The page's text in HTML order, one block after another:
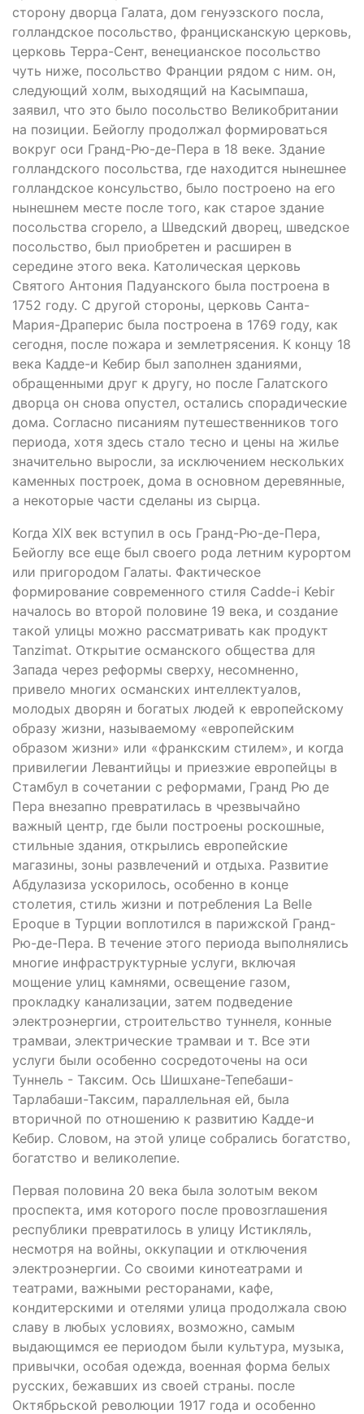
сторону дворца Галата, дом генуэзского посла,
голландское посольство, францисканскую церковь,
церковь Терра-Сент, венецианское посольство
чуть ниже, посольство Франции рядом с ним. он,
следующий холм, выходящий на Касымпаша,
заявил, что это было посольство Великобритании
на позиции. Бейоглу продолжал формироваться
вокруг оси Гранд-Рю-де-Пера в 18 веке. Здание
голландского посольства, где находится нынешнее
голландское консульство, было построено на его
нынешнем месте после того, как старое здание
посольства сгорело, а Шведский дворец, шведское
посольство, был приобретен и расширен в
середине этого века. Католическая церковь
Святого Антония Падуанского была построена в
1752 году. С другой стороны, церковь Санта-
Мария-Драперис была построена в 1769 году, как
сегодня, после пожара и землетрясения. К концу 18
века Кадде-и Кебир был заполнен зданиями,
обращенными друг к другу, но после Галатского
дворца он снова опустел, остались спорадические
дома. Согласно писаниям путешественников того
периода, хотя здесь стало тесно и цены на жилье
значительно выросли, за исключением нескольких
каменных построек, дома в основном деревянные,
а некоторые части сделаны из сырца.
Когда XIX век вступил в ось Гранд-Рю-де-Пера,
Бейоглу все еще был своего рода летним курортом
или пригородом Галаты. Фактическое
формирование современного стиля Cadde-i Kebir
началось во второй половине 19 века, и создание
такой улицы можно рассматривать как продукт
Tanzimat. Открытие османского общества для
Запада через реформы сверху, несомненно,
привело многих османских интеллектуалов,
молодых дворян и богатых людей к европейскому
образу жизни, называемому «европейским
образом жизни» или «франкским стилем», и когда
привилегии Левантийцы и приезжие европейцы в
Стамбул в сочетании с реформами, Гранд Рю де
Пера внезапно превратилась в чрезвычайно
важный центр, где были построены роскошные,
стильные здания, открылись европейские
магазины, зоны развлечений и отдыха. Развитие
Абдулазиза ускорилось, особенно в конце
столетия, стиль жизни и потребления La Belle
Epoque в Турции воплотился в парижской Гранд-
Рю-де-Пера. В течение этого периода выполнялись
многие инфраструктурные услуги, включая
мощение улиц камнями, освещение газом,
прокладку канализации, затем подведение
электроэнергии, строительство туннеля, конные
трамваи, электрические трамваи и т. Все эти
услуги были особенно сосредоточены на оси
Туннель - Таксим. Ось Шишхане-Тепебаши-
Тарлабаши-Таксим, параллельная ей, была
вторичной по отношению к развитию Кадде-и
Кебир. Словом, на этой улице собрались богатство,
богатство и великолепие.
Первая половина 20 века была золотым веком
проспекта, имя которого после провозглашения
республики превратилось в улицу Истикляль,
несмотря на войны, оккупации и отключения
электроэнергии. Со своими кинотеатрами и
театрами, важными ресторанами, кафе,
кондитерскими и отелями улица продолжала свою
славу в любых условиях, возможно, самым
выдающимся ее периодом были культура, музыка,
привычки, особая одежда, военная форма белых
русских, бежавших из своей страны. после
Октябрьской революции 1917 года и особенно